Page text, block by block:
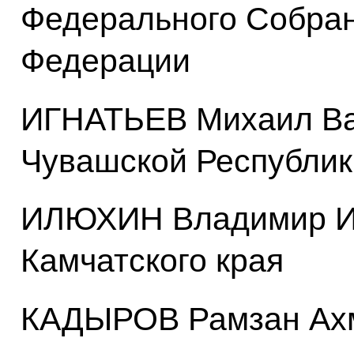
Федерального
Федерации
ИГНАТЬЕВ Михаил
Чувашской
ИЛЮХИН Владимир
Камчатского края
КАДЫРОВ Рамзан